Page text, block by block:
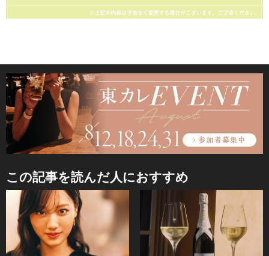
この記事を読んだ人におすすめ